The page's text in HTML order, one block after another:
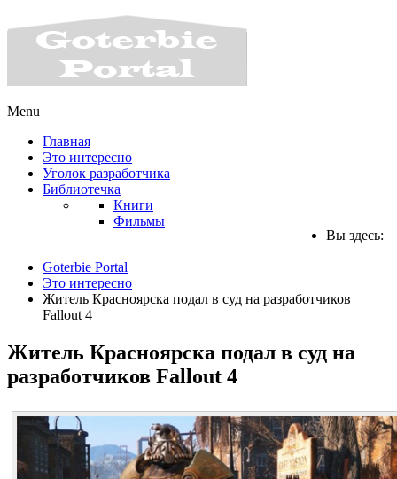
Menu
Главная
Это интересно
Уголок разработчика
Библиотечка
Книги
Фильмы
Вы здесь:
Goterbie Portal
Это интересно
Житель Красноярска подал в суд на разработчиков
Fallout 4
Житель Красноярска подал в суд на
разработчиков Fallout 4